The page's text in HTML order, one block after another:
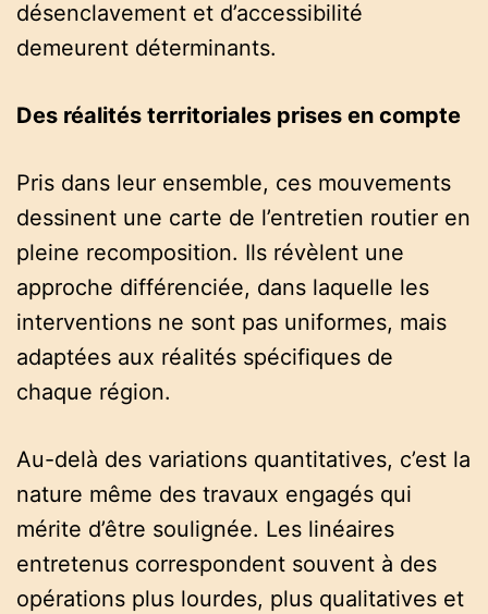
désenclavement et d’accessibilité
demeurent déterminants.
Des réalités territoriales prises en compte
Pris dans leur ensemble, ces mouvements
dessinent une carte de l’entretien routier en
pleine recomposition. Ils révèlent une
approche différenciée, dans laquelle les
interventions ne sont pas uniformes, mais
adaptées aux réalités spécifiques de
chaque région.
Au-delà des variations quantitatives, c’est la
nature même des travaux engagés qui
mérite d’être soulignée. Les linéaires
entretenus correspondent souvent à des
opérations plus lourdes, plus qualitatives et